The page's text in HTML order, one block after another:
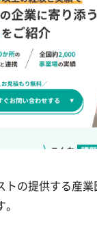
トの提供する産